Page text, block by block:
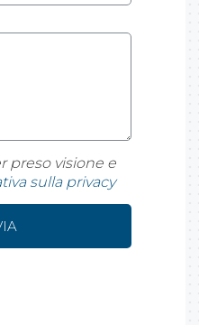
preso visione e
sulla privacy